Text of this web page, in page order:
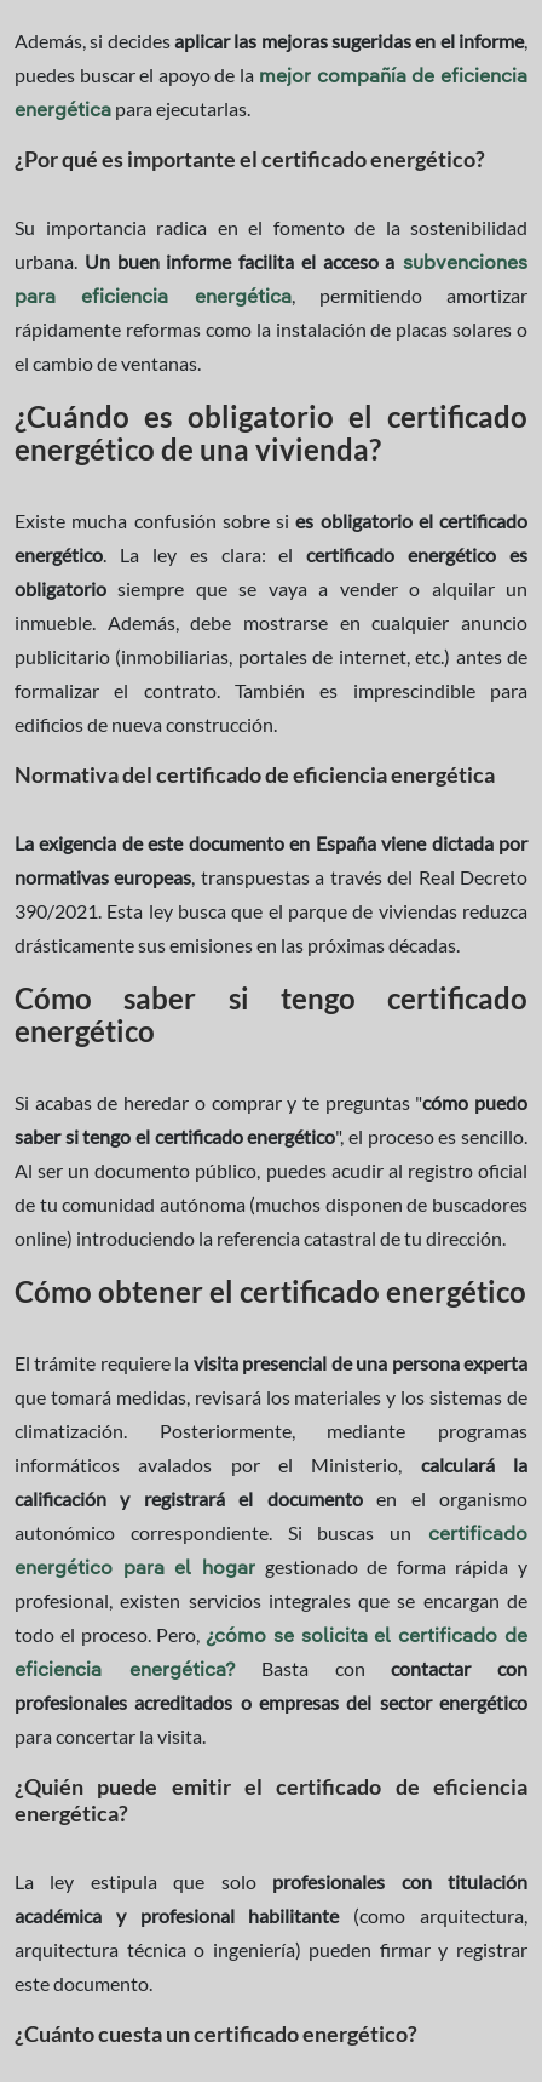
Además, si decidesaplicar las mejoras sugeridas en el informe,
puedes buscar el apoyo de la mejor compañía de eficiencia
energética para ejecutarlas.
¿Por qué es importante el certificado energético?
Su importancia radica en el fomento de la sostenibilidad
urbana. Un buen informe facilita el acceso a subvenciones
para eficiencia energética, permitiendo amortizar
rápidamente reformas como la instalación de placas solares o
el cambio de ventanas.
¿Cuándo es obligatorio el certificado
energético de una vivienda?
Existe mucha confusión sobre sies obligatorio el certificado
energético. La ley es clara: elcertificado energético es
obligatorio siempre que se vaya a vender o alquilar un
inmueble. Además, debe mostrarse en cualquier anuncio
publicitario (inmobiliarias, portales de internet, etc.) antes de
formalizar el contrato. También es imprescindible para
edificios de nueva construcción.
Normativa del certificado de eficiencia energética
La exigencia de este documento en España viene dictada por
normativas europeas, transpuestas a través del Real Decreto
390/2021. Esta ley busca que el parque de viviendas reduzca
drásticamente sus emisiones en las próximas décadas.
Cómo saber si tengo certificado
energético
Si acabas de heredar o comprar y te preguntas "cómo puedo
saber si tengo el certificado energético", el proceso es sencillo.
Al ser un documento público, puedes acudir al registro oficial
de tu comunidad autónoma (muchos disponen de buscadores
online) introduciendo la referencia catastral de tu dirección.
Cómo obtener el certificado energético
El trámite requiere la visita presencial de una persona experta
que tomará medidas, revisará los materiales y los sistemas de
climatización. Posteriormente, mediante programas
informáticos avalados por el Ministerio, calculará la
calificación y registrará el documentoen el organismo
autonómico correspondiente. Si buscas un
certificado
energético para el hogar gestionado de forma rápida y
profesional, existen servicios integrales que se encargan de
todo el proceso. Pero, ¿cómo se solicita el certificado de
eficiencia energética?Basta con contactar con
profesionales acreditados o empresas del sector energético
para concertar la visita.
¿Quién puede emitir el certificado de eficiencia
energética?
La ley estipula que soloprofesionales con titulación
académica y profesional habilitante(como arquitectura,
arquitectura técnica o ingeniería) pueden firmar y registrar
este documento.
¿Cuánto cuesta un certificado energético?